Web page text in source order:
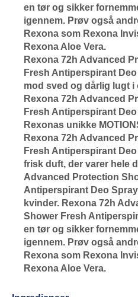
en tør og sikker
igennem. Prøv også
Rexona som Rexona
Rexona Aloe Vera.
Rexona 72h Advanced
Fresh Antiperspirant
mod sved og dårlig lugt i
Rexona 72h Advanced
Fresh Antiperspirant
Rexonas unikke
Rexona 72h Advanced
Fresh Antiperspirant
frisk duft, der varer hele
Advanced Protection
Antiperspirant Deo
kvinder. Rexona 72h
Shower Fresh
en tør og sikker
igennem. Prøv også
Rexona som Rexona
Rexona Aloe Vera.